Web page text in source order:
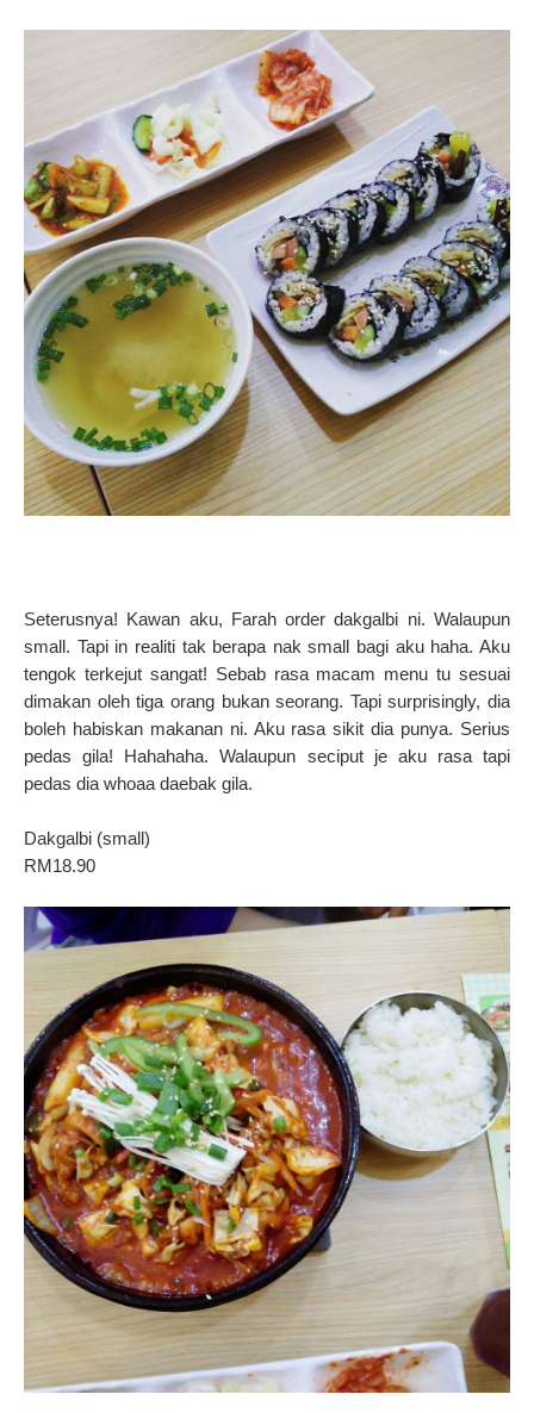
Seterusnya! Kawan aku, Farah order dakgalbi ni. Walaupun
small. Tapi in realiti tak berapa nak small bagi aku haha. Aku
tengok terkejut sangat! Sebab rasa macam menu tu sesuai
dimakan oleh tiga orang bukan seorang. Tapi surprisingly, dia
boleh habiskan makanan ni. Aku rasa sikit dia punya. Serius
pedas gila! Hahahaha. Walaupun seciput je aku rasa tapi
pedas dia whoaa daebak gila.
Dakgalbi (small)
RM18.90